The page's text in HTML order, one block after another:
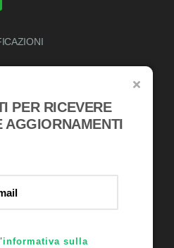
PER RICEVERE
AGGIORNAMENTI
informativa sulla